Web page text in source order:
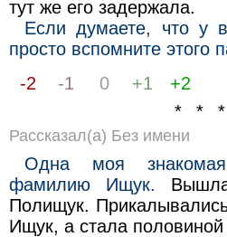
тут же его задержала.
Если думаете, что у
просто вспомните этого
-2
-1 0 +1 +2
* * *
Рассказал(а) Без имени
Одна моя
фамилию Ищук.
Полищук.
Ищук, а стала